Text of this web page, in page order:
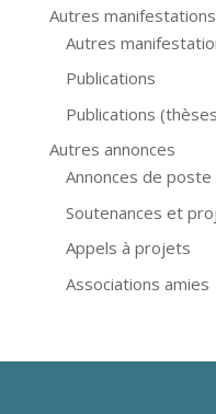
Autres
Autres
Publications
Publications
Autres annonces
Annonces de poste
Soutenances et
Appels à projets
Associations amies